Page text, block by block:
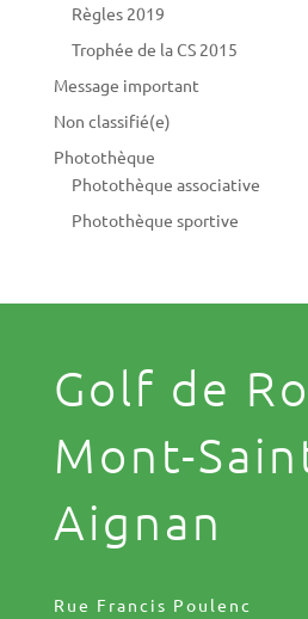
Règles 2019
Trophée de la CS 2015
Message important
Non classifié(e)
Photothèque
Photothèque associative
Photothèque sportive
Golf de
Mont-
Aignan
Rue Francis Poulenc